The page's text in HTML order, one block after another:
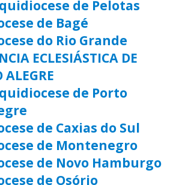
de Pelotas
de Bagé
do Rio Grande
ECLESIÁSTICA DE
ALEGRE
de Porto
de Caxias do Sul
de Montenegro
de Novo Hamburgo
de Osório